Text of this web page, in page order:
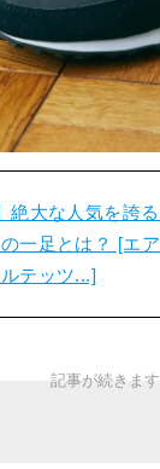
絶大な人気を誇
一足とは？ [エ
テッツ...]